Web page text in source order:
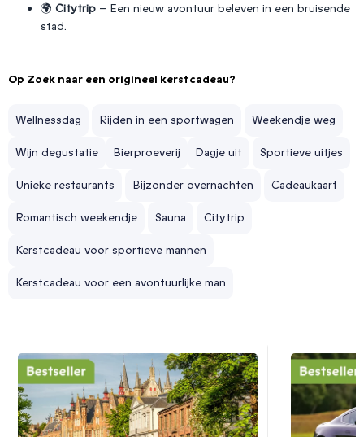
🌍 Citytrip – Een nieuw avontuur beleven in een bruisende
stad.
Op Zoek naar een origineel kerstcadeau?
Wellnessdag Rijden in een sportwagen Weekendje weg
Wijn degustatie Bierproeverij Dagje uit Sportieve uitjes
Unieke restaurants Bijzonder overnachten Cadeaukaart
Romantisch weekendje Sauna Citytrip
Kerstcadeau voor sportieve mannen
Kerstcadeau voor een avontuurlijke man